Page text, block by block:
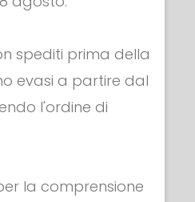
IN PLASTICA
sonoro ARAMIS®
spediti prima della
evasi a partire dal
l'ordine di
la comprensione